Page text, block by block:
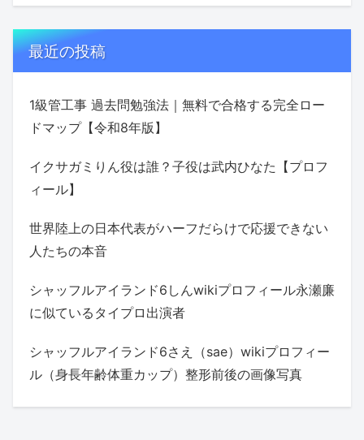
最近の投稿
1級管工事 過去問勉強法｜無料で合格する完全ロー
ドマップ【令和8年版】
イクサガミりん役は誰？子役は武内ひなた【プロフ
ィール】
世界陸上の日本代表がハーフだらけで応援できない
人たちの本音
シャッフルアイランド6しんwikiプロフィール永瀬廉
に似ているタイプロ出演者
シャッフルアイランド6さえ（sae）wikiプロフィー
ル（身長年齢体重カップ）整形前後の画像写真